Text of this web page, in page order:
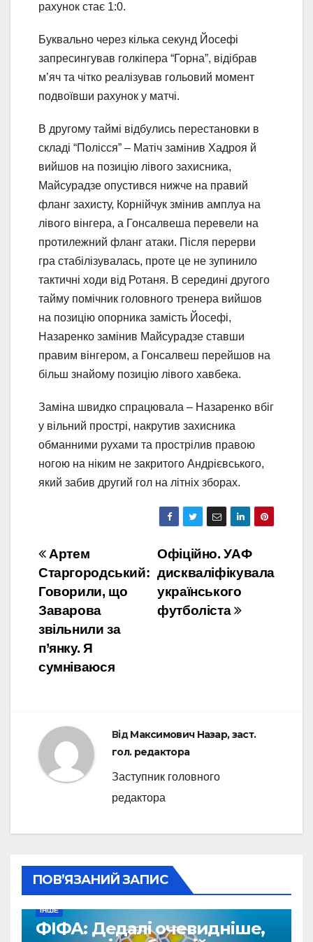
рахунок стає 1:0.
Буквально через кілька секунд Йосефі
запресингував голкіпера “Горна”, відібрав
м’яч та чітко реалізував гольовий момент
подвоївши рахунок у матчі.
В другому таймі відбулись перестановки в
складі “Полісся” – Матіч замінив Хадроя й
вийшов на позицію лівого захисника,
Майсурадзе опустився нижче на правий
фланг захисту, Корнійчук змінив амплуа на
лівого вінгера, а Гонсалвеша перевели на
протилежний фланг атаки. Після перерви
гра стабілізувалась, проте це не зупинило
тактичні ходи від Ротаня. В середині другого
тайму помічник головного тренера вийшов
на позицію опорника замість Йосефі,
Назаренко замінив Майсурадзе ставши
правим вінгером, а Гонсалвеш перейшов на
більш знайому позицію лівого хавбека.
Заміна швидко спрацювала – Назаренко вбіг
у вільний прострі, накрутив захисника
обманними рухами та прострілив правою
ногою на ніким не закритого Андрієвського,
який забив другий гол на літніх зборах.
Навігація
записів
Офіційно. УАФ
дискваліфікувала
українського
футболіста
Артем
Старгородський:
Говорили, що
Заварова
звільнили за
п’янку. Я
сумніваюся
ВідМаксимович Назар, заст.
гол. редактора
Заступник головного
редактора
ПОВ’ЯЗАНИЙ ЗАПИС
ІНШЕ
ФІФА: Дедалі очевидніше,